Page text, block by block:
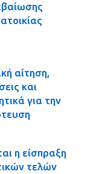
αίτηση,
και
για την
η είσπραξη
τελών